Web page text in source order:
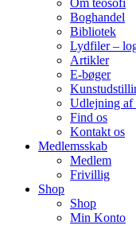
Om teosofi
Boghandel
Bibliotek
Lydfiler –
Artikler
E-bøger
Udlejning af
Find os
Kontakt os
Medlemsskab
Medlem
Frivillig
Shop
Shop
Min Konto